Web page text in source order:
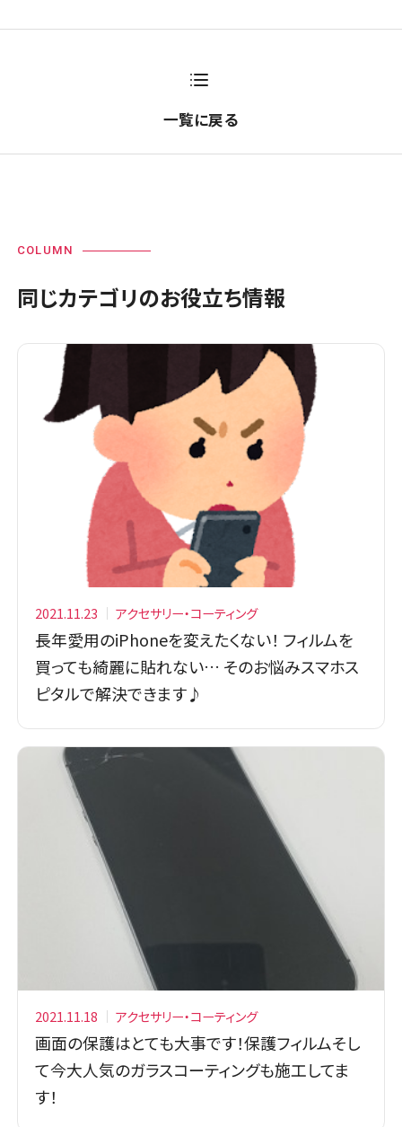
一覧に戻る
COLUMN
同じカテゴリのお役立ち情報
2021.11.23 アクセサリー・コーティング
長年愛用のiPhoneを変えたくない！ フィルムを
買っても綺麗に貼れない… そのお悩みスマホス
ピタルで解決できます♪
2021.11.18 アクセサリー・コーティング
画面の保護はとても大事です！保護フィルムそし
て今大人気のガラスコーティングも施工してま
す！